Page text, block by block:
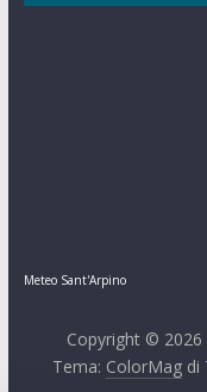
Meteo Sant'Arpino
Copyright © 2026
Tema: ColorMagdi